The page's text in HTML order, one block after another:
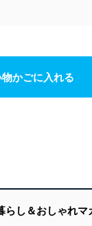
物かごに入れる
らし＆おしゃれマ